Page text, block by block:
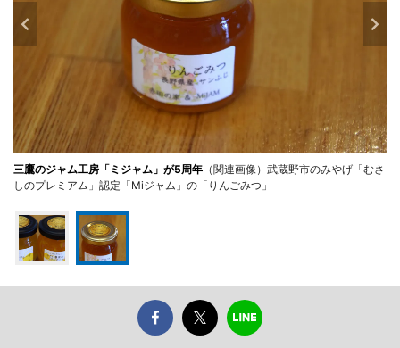
三鷹のジャム工房「ミジャム」が5周年 （関連画像）武蔵野市のみやげ「むさ
しのプレミアム」認定「Miジャム」の「りんごみつ」